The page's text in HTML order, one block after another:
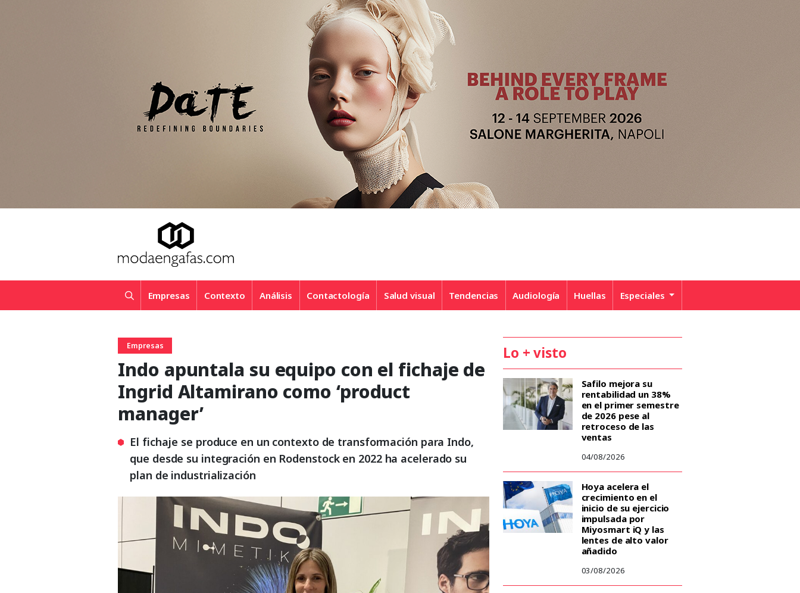
Empresas Contexto Análisis Contactología Salud visual Tendencias Audiología Huellas Especiales
Empresas
Indo apuntala su equipo con el fichaje de
Ingrid Altamirano como ‘product
manager’
El fichaje se produce en un contexto de transformación para Indo,
que desde su integración en Rodenstock en 2022 ha acelerado su
plan de industrialización
Lo + visto
Safilo mejora su
rentabilidad un 38%
en el primer semestre
de 2026 pese al
retroceso de las
ventas
04/08/2026
Hoya acelera el
crecimiento en el
inicio de su ejercicio
impulsada por
Miyosmart iQ y las
lentes de alto valor
añadido
03/08/2026